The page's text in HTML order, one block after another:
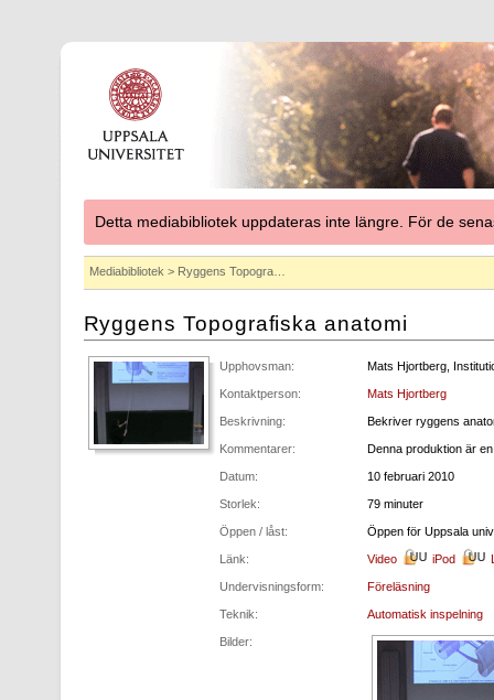
Detta mediabibliotek uppdateras inte längre. För de
Mediabibliotek > Ryggens Topogra…
Ryggens Topografiska anatomi
Upphovsman: Mats Hjortberg,
Kontaktperson: Mats Hjortberg
Beskrivning: Bekriver ryggens
Kommentarer: Denna produktion är
Datum: 10 februari 2010
Storlek: 79 minuter
Öppen / låst: Öppen för Uppsala
Länk: Video iPod
Undervisningsform: Föreläsning
Teknik: Automatisk inspelning
Bilder: